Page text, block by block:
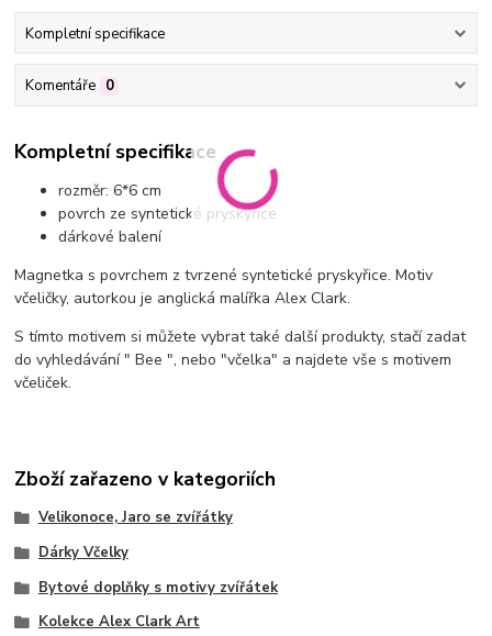
Kompletní specifikace
Komentáře 0
Kompletní specifikace
rozměr: 6*6 cm
povrch ze syntetické pryskyřice
dárkové balení
Magnetka s povrchem z tvrzené syntetické pryskyřice. Motiv
včeličky, autorkou je anglická malířka Alex Clark.
S tímto motivem si můžete vybrat také další produkty, stačí zadat
do vyhledávání " Bee ", nebo "včelka" a najdete vše s motivem
včeliček.
Zboží zařazeno v kategoriích
Velikonoce, Jaro se zvířátky
Dárky Včelky
Bytové doplňky s motivy zvířátek
Kolekce Alex Clark Art